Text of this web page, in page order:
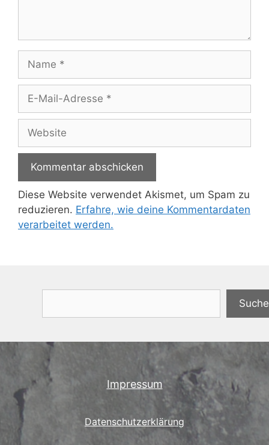
Mail-
Adresse
Diese Website verwendet Akismet, um Spam zu
reduzieren. Erfahre, wie deine Kommentardaten
verarbeitet werden.
Impressum
Datenschutzerklärung